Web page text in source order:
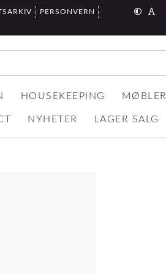
PERSONVERN
HOUSEKEEPING MØBLER
NYHETER LAGER SALG